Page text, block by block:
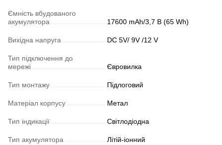
Ємність вбудованого
акумулятора
17600 mAh/3,7 В (65 Wh)
Вихідна напруга DC 5V/ 9V /12 V
Тип підключення до
мережі
Євровилка
Тип монтажу Підлоговий
Матеріал корпусу Метал
Тип індикації Світлодіодна
Тип акумулятора Літій-іонний